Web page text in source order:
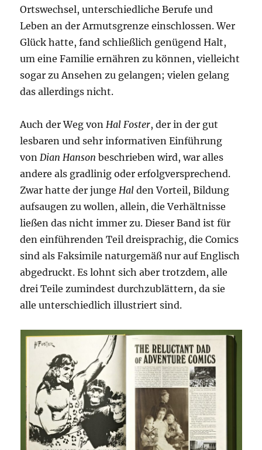
Ortswechsel, unterschiedliche Berufe und
Leben an der Armutsgrenze einschlossen. Wer
Glück hatte, fand schließlich genügend Halt,
um eine Familie ernähren zu können, vielleicht
sogar zu Ansehen zu gelangen; vielen gelang
das allerdings nicht.
Auch der Weg vonHal Foster, der in der gut
lesbaren und sehr informativen Einführung
vonDian Hanson beschrieben wird, war alles
andere als gradlinig oder erfolgversprechend.
Zwar hatte der jungeHal den Vorteil, Bildung
aufsaugen zu wollen, allein, die Verhältnisse
ließen das nicht immer zu. Dieser Band ist für
den einführenden Teil dreisprachig, die Comics
sind als Faksimile naturgemäß nur auf Englisch
abgedruckt. Es lohnt sich aber trotzdem, alle
drei Teile zumindest durchzublättern, da sie
alle unterschiedlich illustriert sind.